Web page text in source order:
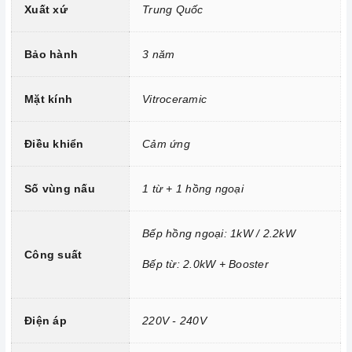
Công nghệ hiện đại
Tính năng vượt trội
Chức năng Khóa trẻ em:Tránh trường hợp trẻ nghịch
ngợm bấm lung tung làm thay đổi chương trình nấu gây nguy
Chức năng Hẹn giờ nấu:
Xuất xứ Trung Quốc
Bảo hành 3 năm
Mặt kính Vitroceramic
Điều khiển Cảm ứng
Số vùng nấu 1 từ + 1 hồng ngoại
Công suất
Bếp hồng ngoại: 1kW / 2.2kW
Bếp từ: 2.0kW + Booster
Điện áp 220V - 240V